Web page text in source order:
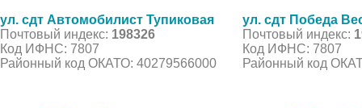
ул. сдт Автомобилист Тупиковая
Почтовый индекс: 198326
Код ИФНС: 7807
Районный код ОКАТО: 40279566000
ул. сдт Победа
Почтовый индекс:
Код ИФНС: 7807
Районный код